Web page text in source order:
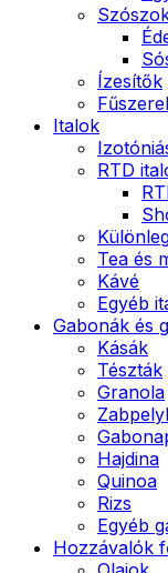
Ízesítők
Italok
RTD
Tea és
Kávé
Egyéb
Gabonák és
Kásák
Tészták
Granola
Hajdina
Quinoa
Rizs
Egyéb
Hozzávalók